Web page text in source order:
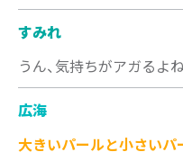
すみれ
うん、気持ちがアガる
広海
大きいパールと小さいパ